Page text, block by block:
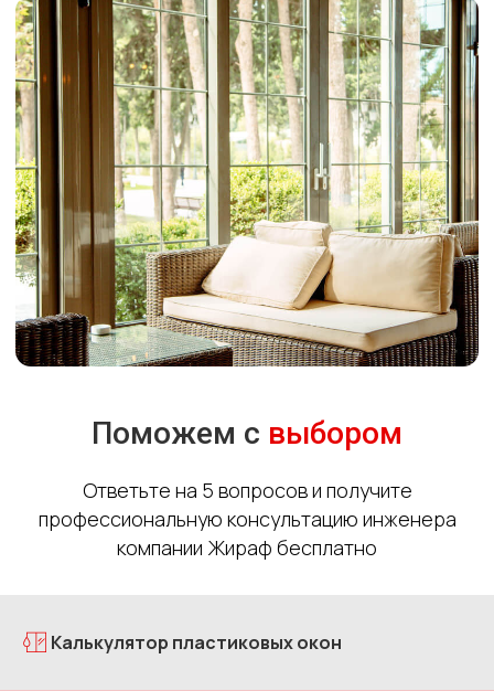
Поможем с выбором
Ответьте на 5 вопросов и получите
профессиональную консультацию инженера
компании Жираф бесплатно
Калькулятор пластиковых окон